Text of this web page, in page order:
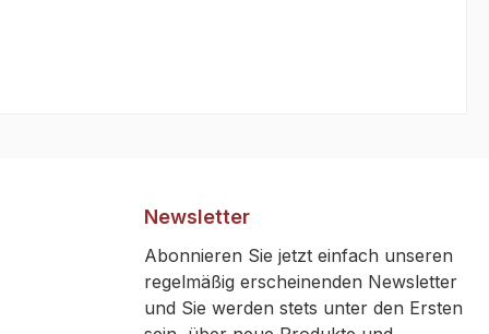
Newsletter
Abonnieren Sie jetzt einfach unseren
regelmäßig erscheinenden Newsletter
und Sie werden stets unter den Ersten